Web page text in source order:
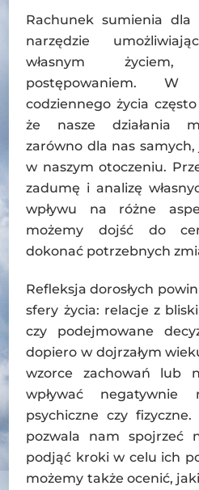
Rachunek sumienia dla
narzędzie
własnym
postępowaniem.
codziennego życia
że nasze działania
zarówno dla nas
w naszym otoczeniu.
zadumę i analizę
wpływu na różne
możemy dojść do
dokonać potrzebnych
Refleksja dorosłych
sfery życia: relacje z
czy podejmowane
dopiero w dojrzałym
wzorce zachowań lub
wpływać
psychiczne czy
pozwala nam spojrzeć
podjąć kroki w celu ich
możemy także ocenić,